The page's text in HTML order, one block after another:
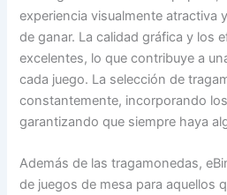
experiencia visualmente atractiva
de ganar. La calidad gráfica y los
excelentes, lo que contribuye a
cada juego. La selección de
constantemente, incorporando
garantizando que siempre haya
Además de las tragamonedas,
de juegos de mesa para aquellos